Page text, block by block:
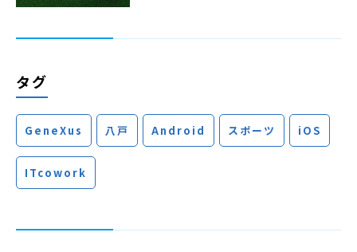
タグ
GeneXus 八戸 Android スポーツ iOS
ITcowork